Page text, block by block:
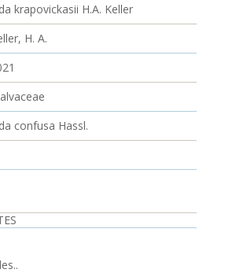
krapovickasii H.A. Keller
H. A.
confusa Hassl.